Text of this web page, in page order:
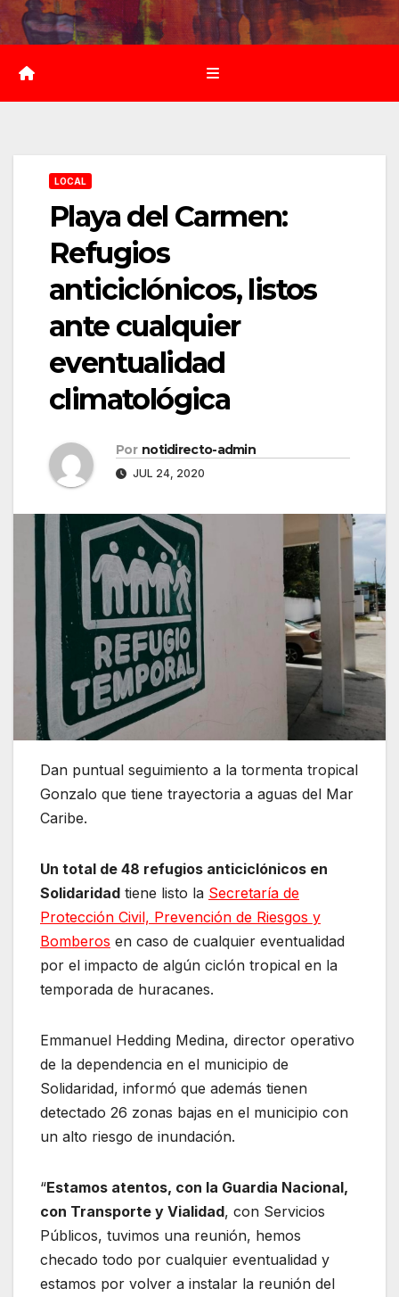
Saltar
al
contenido
LOCAL
Playa del Carmen:
Refugios
anticiclónicos, listos
ante cualquier
eventualidad
climatológica
Por notidirecto-admin
JUL 24, 2020
Dan puntual seguimiento a la tormenta tropical
Gonzalo que tiene trayectoria a aguas del Mar
Caribe.
Un total de 48 refugios anticiclónicos en
Solidaridad tiene listo la Secretaría de
Protección Civil, Prevención de Riesgos y
Bomberos en caso de cualquier eventualidad
por el impacto de algún ciclón tropical en la
temporada de huracanes.
Emmanuel Hedding Medina, director operativo
de la dependencia en el municipio de
Solidaridad, informó que además tienen
detectado 26 zonas bajas en el municipio con
un alto riesgo de inundación.
“Estamos atentos, con la Guardia Nacional,
con Transporte y Vialidad, con Servicios
Públicos, tuvimos una reunión, hemos
checado todo por cualquier eventualidad y
estamos por volver a instalar la reunión del